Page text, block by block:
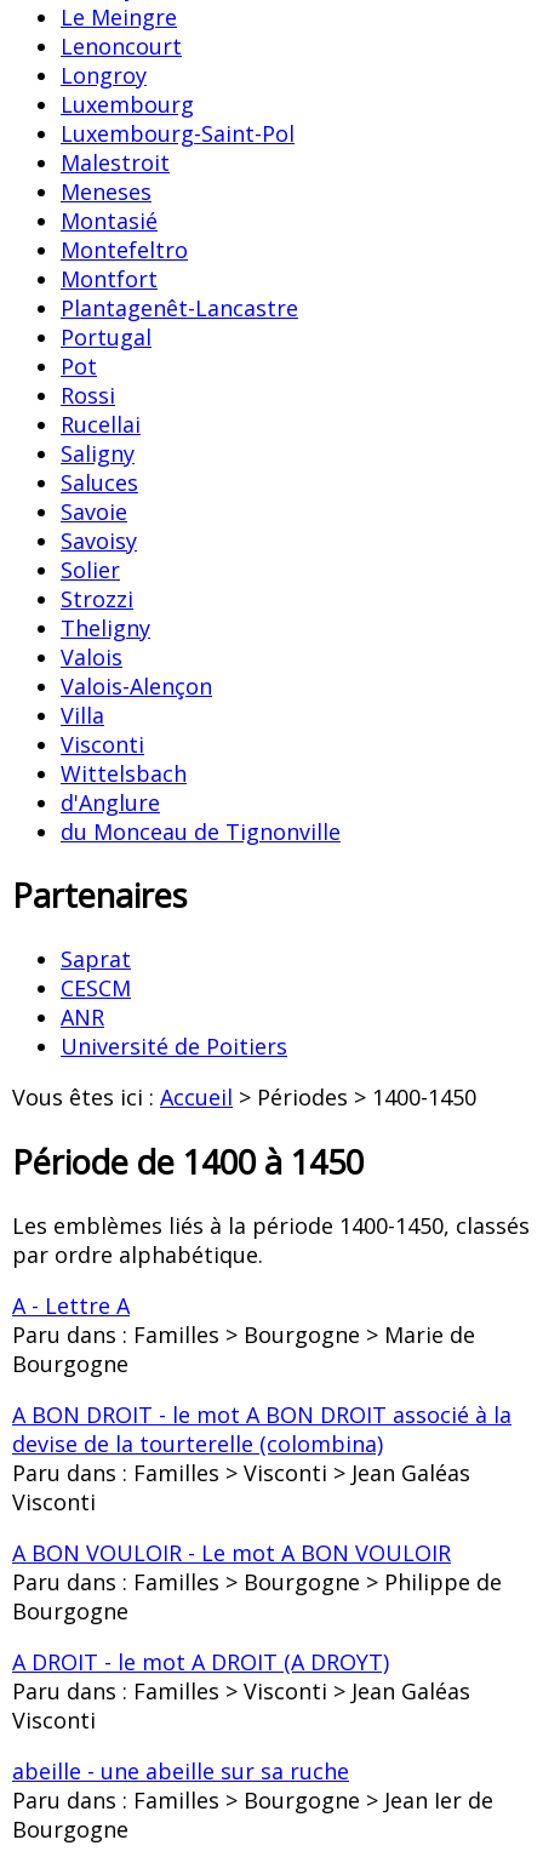
Le Meingre
Lenoncourt
Longroy
Luxembourg
Luxembourg-Saint-Pol
Malestroit
Meneses
Montasié
Montefeltro
Montfort
Plantagenêt-Lancastre
Portugal
Pot
Rossi
Rucellai
Saligny
Saluces
Savoie
Savoisy
Solier
Strozzi
Theligny
Valois
Valois-Alençon
Villa
Visconti
Wittelsbach
d'Anglure
du Monceau de Tignonville
Partenaires
Saprat
CESCM
ANR
Université de Poitiers
Vous êtes ici : Accueil > Périodes > 1400-1450
Période de 1400 à 1450
Les emblèmes liés à la période 1400-1450, classés
par ordre alphabétique.
A - Lettre A
Paru dans : Familles > Bourgogne > Marie de
Bourgogne
A BON DROIT - le mot A BON DROIT associé à la
devise de la tourterelle (colombina)
Paru dans : Familles > Visconti > Jean Galéas
Visconti
A BON VOULOIR - Le mot A BON VOULOIR
Paru dans : Familles > Bourgogne > Philippe de
Bourgogne
A DROIT - le mot A DROIT (A DROYT)
Paru dans : Familles > Visconti > Jean Galéas
Visconti
abeille - une abeille sur sa ruche
Paru dans : Familles > Bourgogne > Jean Ier de
Bourgogne